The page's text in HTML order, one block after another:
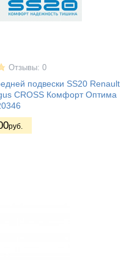
Отзывы: 0
подвески SS20 Renault
CROSS Комфорт Оптима
руб.